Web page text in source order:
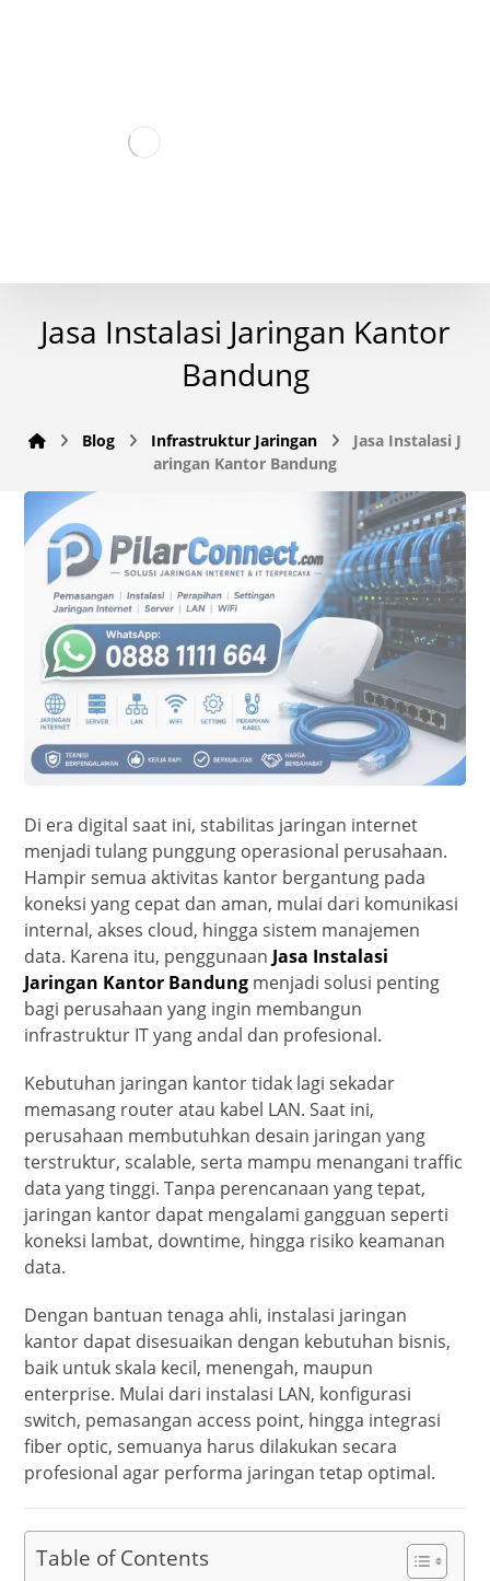
Jasa Instalasi Jaringan Kantor
Bandung
Blog Infrastruktur Jaringan
Jasa Instalasi J
aringan Kantor Bandung
Di era digital saat ini, stabilitas jaringan internet
menjadi tulang punggung operasional perusahaan.
Hampir semua aktivitas kantor bergantung pada
koneksi yang cepat dan aman, mulai dari komunikasi
internal, akses cloud, hingga sistem manajemen
data. Karena itu, penggunaan Jasa Instalasi
Jaringan Kantor Bandung menjadi solusi penting
bagi perusahaan yang ingin membangun
infrastruktur IT yang andal dan profesional.
Kebutuhan jaringan kantor tidak lagi sekadar
memasang router atau kabel LAN. Saat ini,
perusahaan membutuhkan desain jaringan yang
terstruktur, scalable, serta mampu menangani traffic
data yang tinggi. Tanpa perencanaan yang tepat,
jaringan kantor dapat mengalami gangguan seperti
koneksi lambat, downtime, hingga risiko keamanan
data.
Dengan bantuan tenaga ahli, instalasi jaringan
kantor dapat disesuaikan dengan kebutuhan bisnis,
baik untuk skala kecil, menengah, maupun
enterprise. Mulai dari instalasi LAN, konfigurasi
switch, pemasangan access point, hingga integrasi
fiber optic, semuanya harus dilakukan secara
profesional agar performa jaringan tetap optimal.
Table of Contents